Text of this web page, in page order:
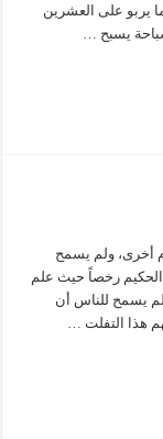
يربو على العشرين
يسبح …
أخرى، ولم يسمح
الحكيم رخصاً حيث علم
يسمح للناس أن
هذا التفلت …